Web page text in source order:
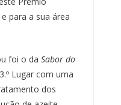
para a sua área
foi o da Sabor do
Lugar com uma
dos